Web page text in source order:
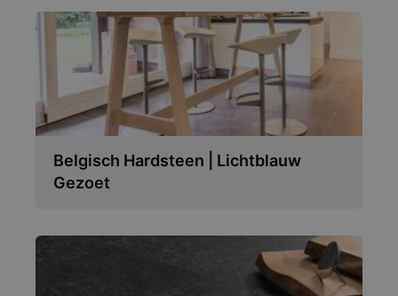
Belgisch Hardsteen | Lichtblauw
Gezoet